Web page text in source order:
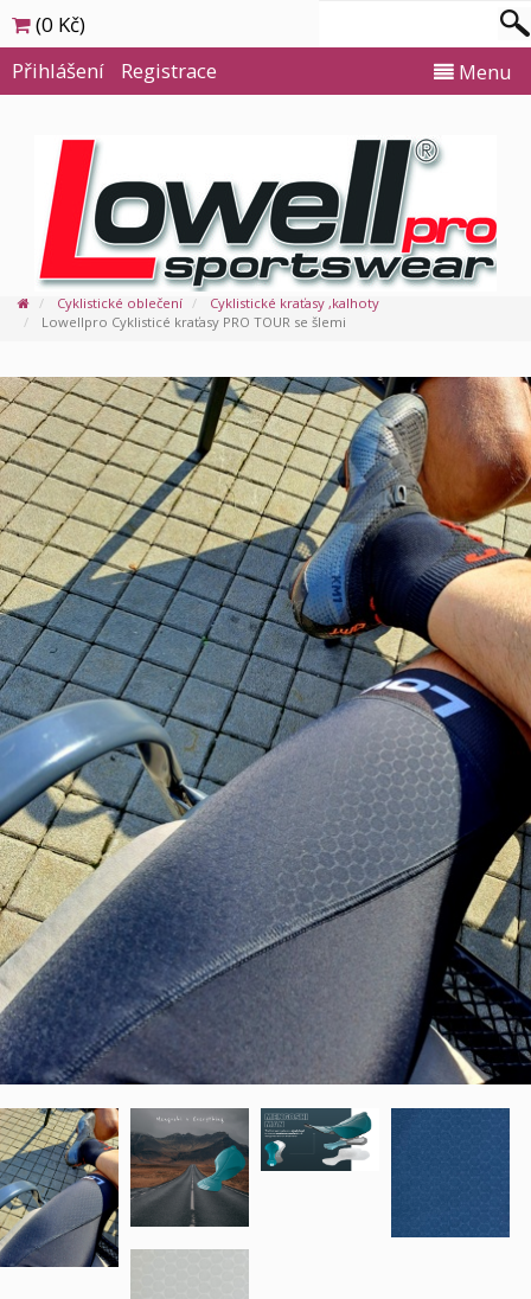
Přihlášení Registrace
(0 Kč)
Menu
Cyklistické oblečení
Cyklistické kraťasy ,kalhoty
Lowellpro Cyklisticé kraťasy PRO TOUR se šlemi